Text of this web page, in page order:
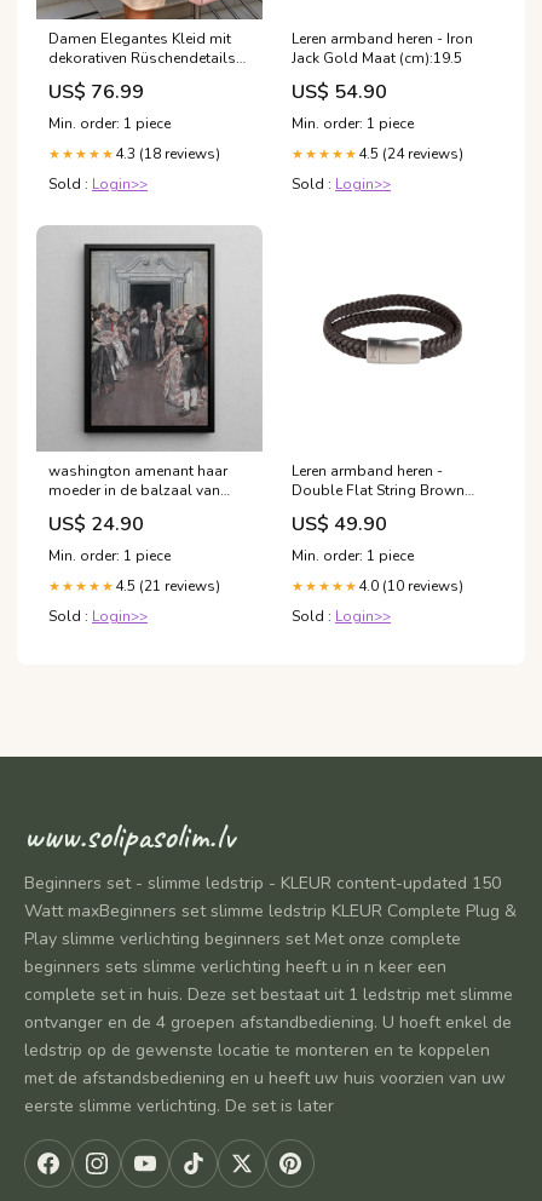
Damen Elegantes Kleid mit
dekorativen Rüschendetails
Echo Archiv coat
US$ 76.99
Min. order: 1 piece
★★★★★ 4.3 (18 reviews)
Sold : Login>>
Leren armband heren - Iron
Jack Gold Maat (cm):19.5
US$ 54.90
Min. order: 1 piece
★★★★★ 4.5 (24 reviews)
Sold : Login>>
washington amenant haar
moeder in de balzaal van
fredericksburg howard pyle
Lech
US$ 24.90
Min. order: 1 piece
★★★★★ 4.5 (21 reviews)
Sold : Login>>
Leren armband heren -
Double Flat String Brown
Maat (cm):19.5
US$ 49.90
Min. order: 1 piece
★★★★★ 4.0 (10 reviews)
Sold : Login>>
www.solipasolim.lv
Beginners set - slimme ledstrip - KLEUR content-updated 150
Watt maxBeginners set slimme ledstrip KLEUR Complete Plug &
Play slimme verlichting beginners set Met onze complete
beginners sets slimme verlichting heeft u in n keer een
complete set in huis. Deze set bestaat uit 1 ledstrip met slimme
ontvanger en de 4 groepen afstandbediening. U hoeft enkel de
ledstrip op de gewenste locatie te monteren en te koppelen
met de afstandsbediening en u heeft uw huis voorzien van uw
eerste slimme verlichting. De set is later